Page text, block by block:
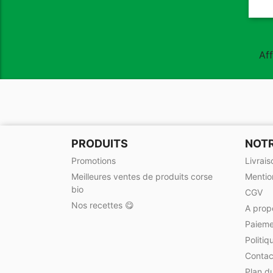
PRODUITS
Promotions
Meilleures ventes de produits corse
bio
Nos recettes 😋
CGV
A